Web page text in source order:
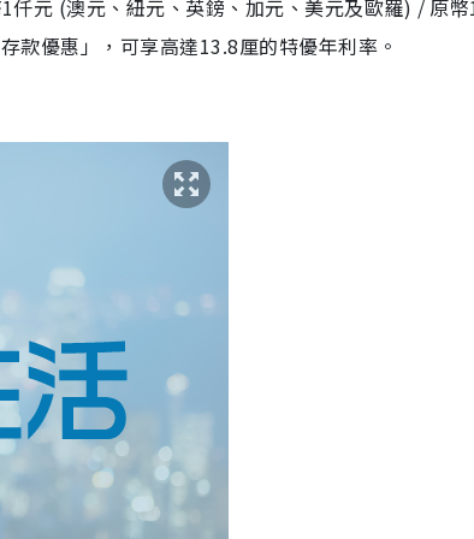
元 (澳元、紐元、英鎊、加元、美元及歐羅) / 原
款優惠」，可享高達13.8厘的特優年利率。